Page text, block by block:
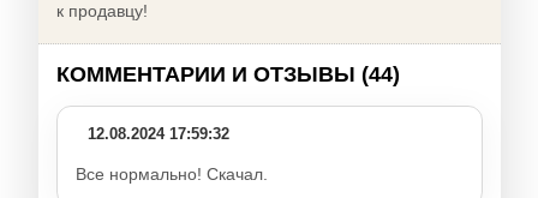
к продавцу!
КОММЕНТАРИИ И ОТЗЫВЫ (44)
12.08.2024 17:59:32
Все нормально! Скачал.